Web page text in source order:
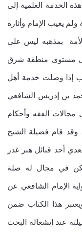
الخدمة العلمية إلى
ولم يغيب الإمام وأثاره
بمذهبه ليس على
مستوى منطقة شرق
إذا وصلت خدمة أهل
بن إدريس الشافعي
مجالات الفقه وأحكام
وقد قام فضيلة الشيخ
أحد قبائل هبر غدر
في مجال له صلة
الإمام الشافعي عن
هذا الكتاب ضمن
عند انشغاله البحث